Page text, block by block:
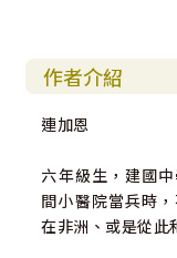
作者介紹
連加恩
六年級生，建國
間小醫院當兵時，
在非洲、或是從此